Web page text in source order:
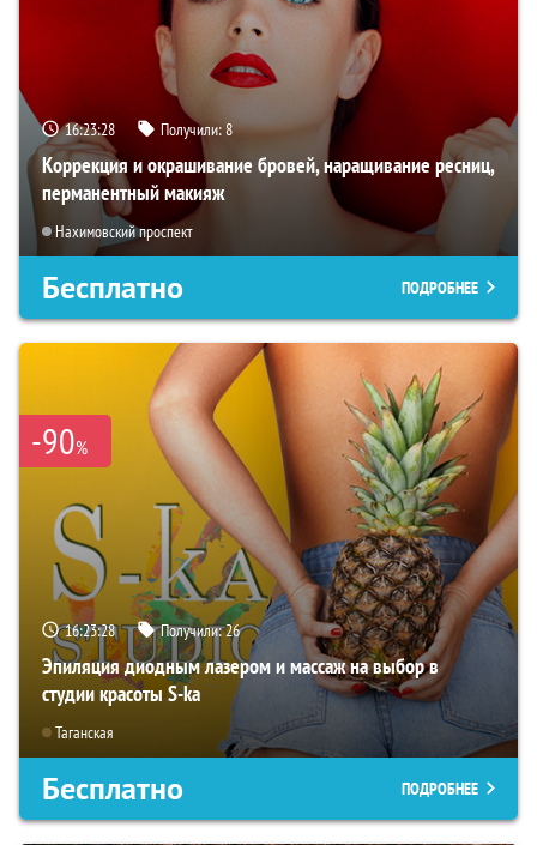
16:23:26 Получили:8
Коррекция и окрашивание бровей, наращивание ресниц,
перманентный макияж
Нахимовский проспект
Бесплатно ПОДРОБНЕЕ
-90%
16:23:26 Получили:26
Эпиляция диодным лазером и массаж на выбор в
студии красоты S-ka
Таганская
Бесплатно ПОДРОБНЕЕ